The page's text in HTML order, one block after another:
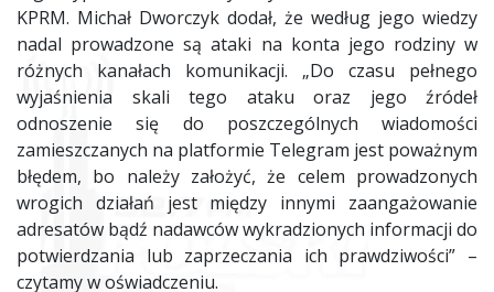
KPRM. Michał Dworczyk dodał, że według jego wiedzy
nadal prowadzone są ataki na konta jego rodziny w
różnych kanałach komunikacji. „Do czasu pełnego
wyjaśnienia skali tego ataku oraz jego źródeł
odnoszenie się do poszczególnych wiadomości
zamieszczanych na platformie Telegram jest poważnym
błędem, bo należy założyć, że celem prowadzonych
wrogich działań jest między innymi zaangażowanie
adresatów bądź nadawców wykradzionych informacji do
potwierdzania lub zaprzeczania ich prawdziwości” –
czytamy w oświadczeniu.